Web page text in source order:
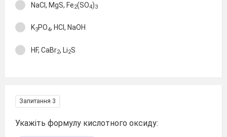
NaCl, MgS, Fe2(SO4)3
K3PO4, HCl, NaOH
HF, CaBr2, Li2S
Запитання 3
Укажіть формулу кислотного оксиду: